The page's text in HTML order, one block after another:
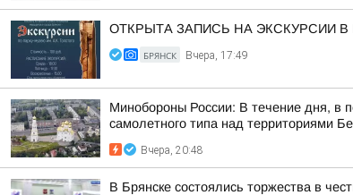
ОТКРЫТА ЗАПИСЬ НА ЭКСКУРСИИ В
БРЯНСК Вчера, 17:49
Минобороны России: В течение дня, в
самолетного типа над территориями
Вчера, 20:48
В Брянске состоялись торжества в